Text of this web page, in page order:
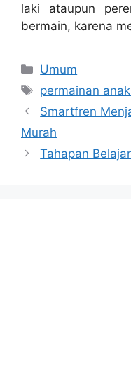
laki ataupun
bermain, karena
Categories
Umum
Tags
permainan
Smartfren
Murah
Tahapan